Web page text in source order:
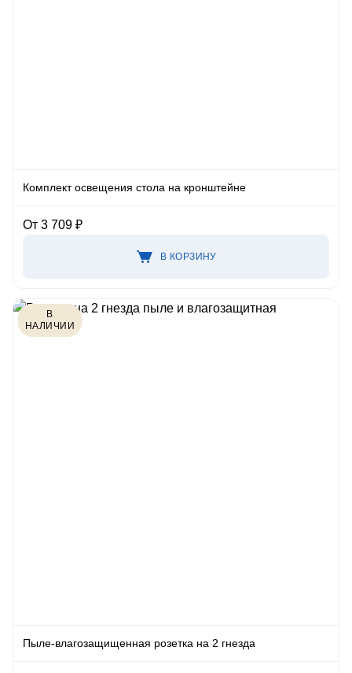
Комплект освещения стола на кронштейне
От 3 709 ₽
В КОРЗИНУ
Пыле-влагозащищенная розетка на 2 гнезда
В
НАЛИЧИИ